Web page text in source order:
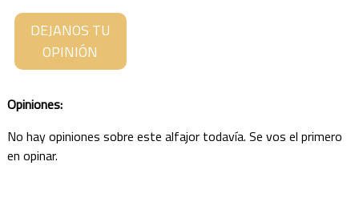
TUCUMÁN
DEJANOS TU
OPINIÓN
Opiniones:
No hay opiniones sobre este alfajor todavía. Se vos el primero
en opinar.